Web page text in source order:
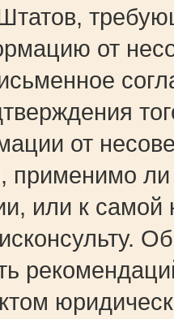
от
от
применимо ли
или к самой